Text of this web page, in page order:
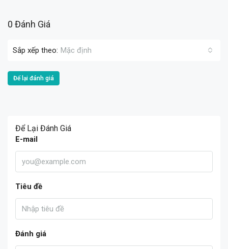
0 Đánh Giá
Sắp xếp theo: Mặc định
Để lại đánh giá
Để Lại Đánh Giá
E-mail
Tiêu đề
Đánh giá